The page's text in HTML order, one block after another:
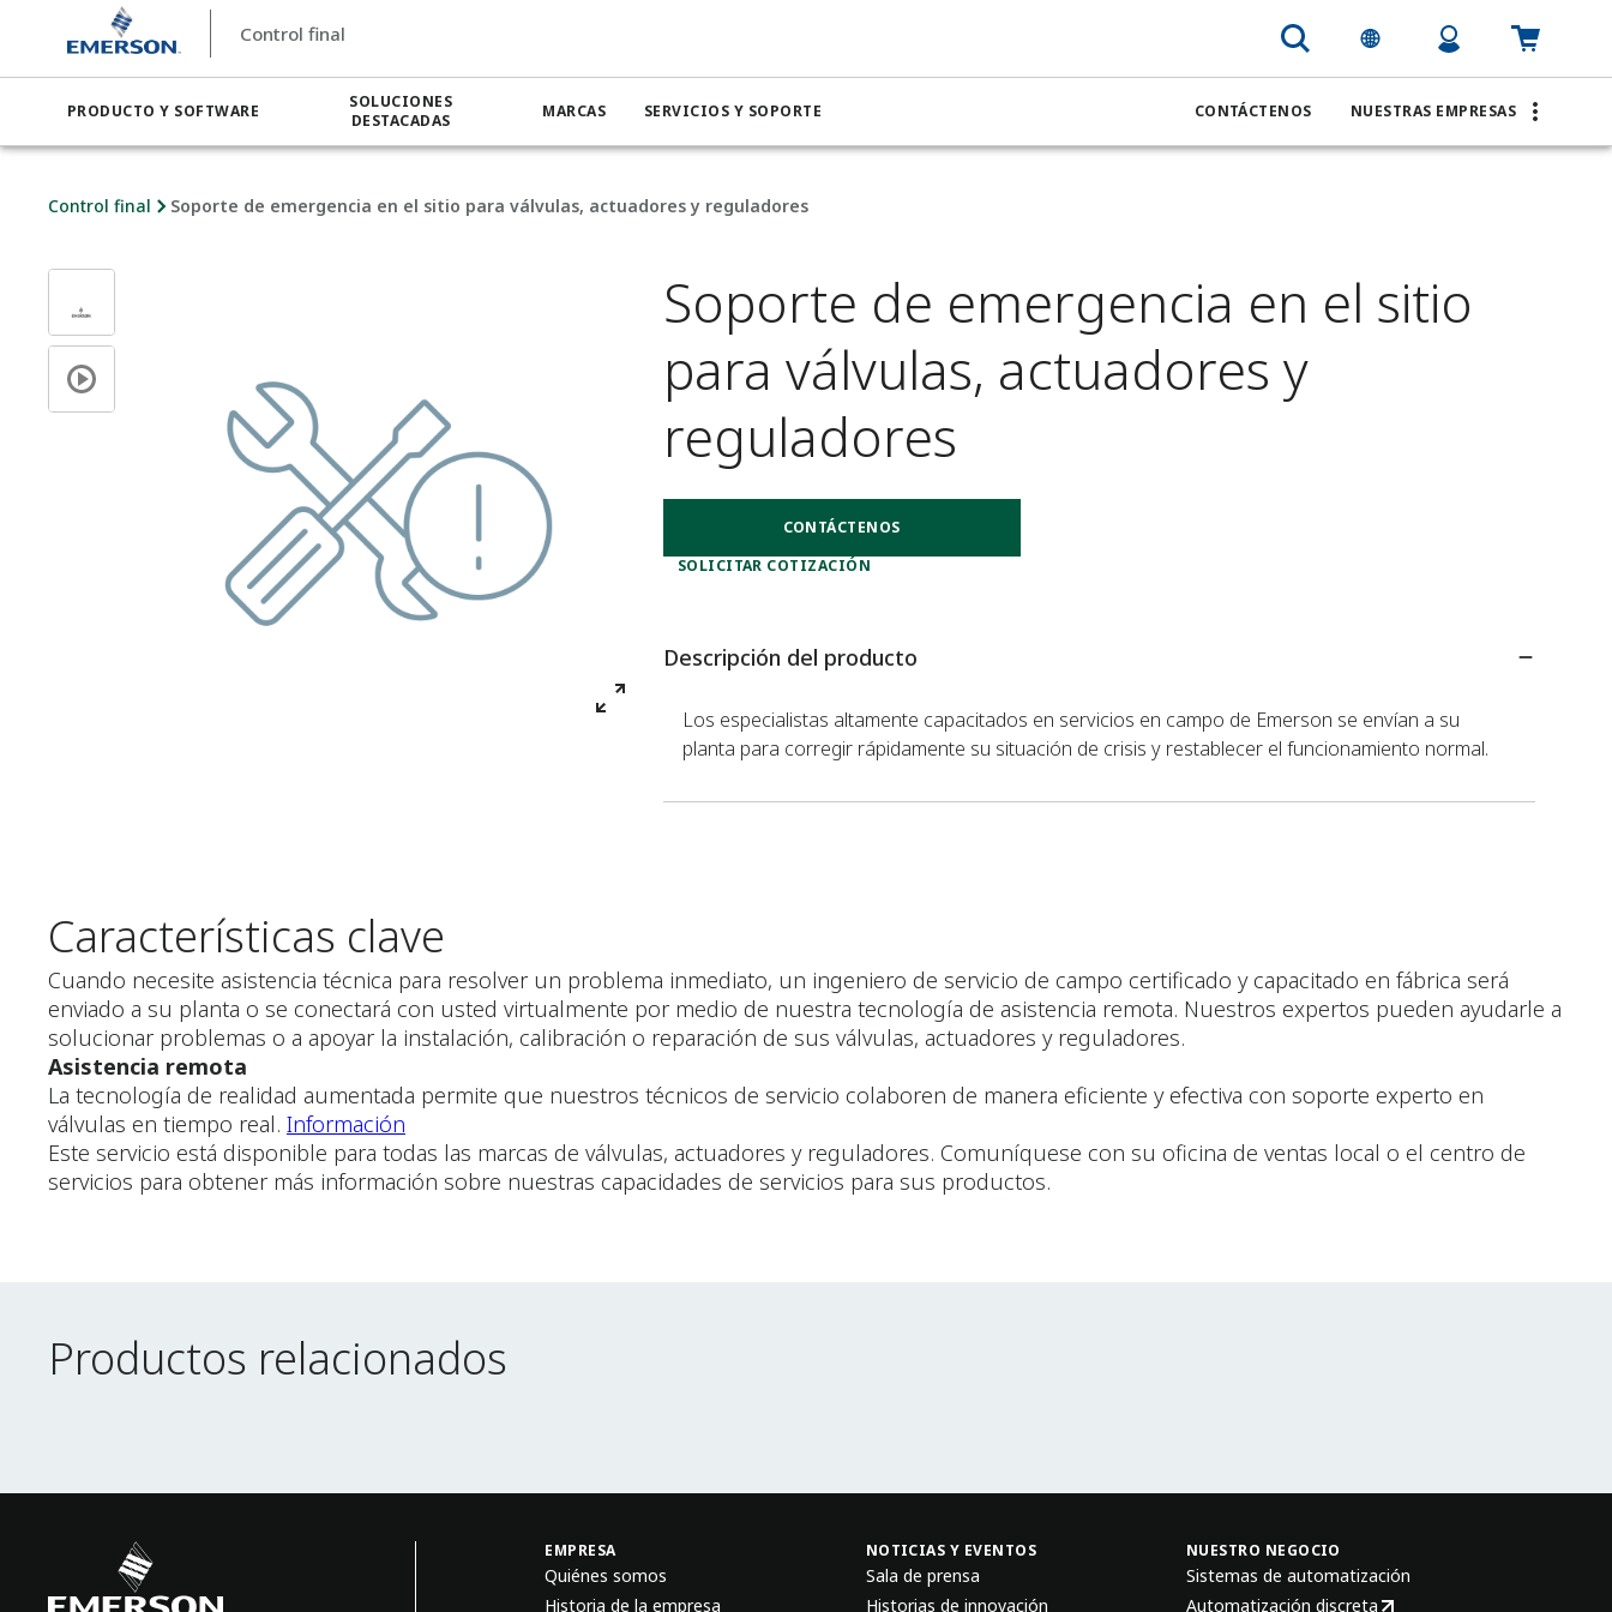
Control final
PRODUCTO Y SOFTWARE
SOLUCIONES
DESTACADAS
MARCAS SERVICIOS Y SOPORTE CONTÁCTENOS NUESTRAS EMPRESAS
Control final Soporte de emergencia en el sitio para válvulas, actuadores y reguladores
Soporte de emergencia en el sitio
para válvulas, actuadores y
reguladores
CONTÁCTENOS
SOLICITAR COTIZACIÓN
Descripción del producto
Los especialistas altamente capacitados en servicios en campo de Emerson se envían a su
planta para corregir rápidamente su situación de crisis y restablecer el funcionamiento normal.
Características clave
Cuando necesite asistencia técnica para resolver un problema inmediato, un ingeniero de servicio de campo certificado y capacitado en fábrica será
enviado a su planta o se conectará con usted virtualmente por medio de nuestra tecnología de asistencia remota. Nuestros expertos pueden ayudarle a
solucionar problemas o a apoyar la instalación, calibración o reparación de sus válvulas, actuadores y reguladores.
Asistencia remota
La tecnología de realidad aumentada permite que nuestros técnicos de servicio colaboren de manera eficiente y efectiva con soporte experto en
válvulas en tiempo real. Información
Este servicio está disponible para todas las marcas de válvulas, actuadores y reguladores. Comuníquese con su oficina de ventas local o el centro de
servicios para obtener más información sobre nuestras capacidades de servicios para sus productos.
Productos relacionados
Productos relacionados
EMPRESA
Quiénes somos
Historia de la empresa
NOTICIAS Y EVENTOS
Sala de prensa
Historias de innovación
NUESTRO NEGOCIO
Sistemas de automatización
Automatización discreta